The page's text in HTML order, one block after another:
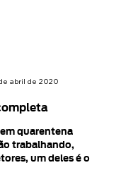
abril de 2020
quarentena
trabalhando,
um deles é o